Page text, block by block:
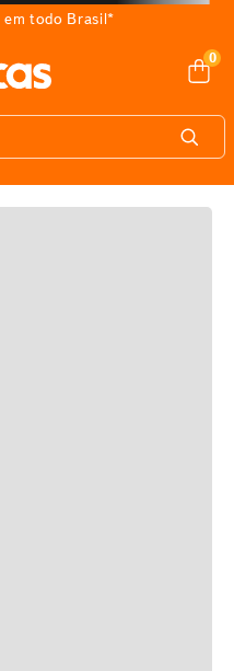
em todo Brasil*
0